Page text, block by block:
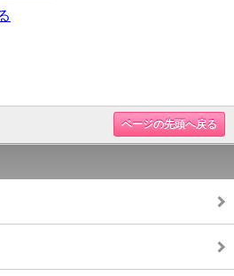
ページの先頭へ戻る